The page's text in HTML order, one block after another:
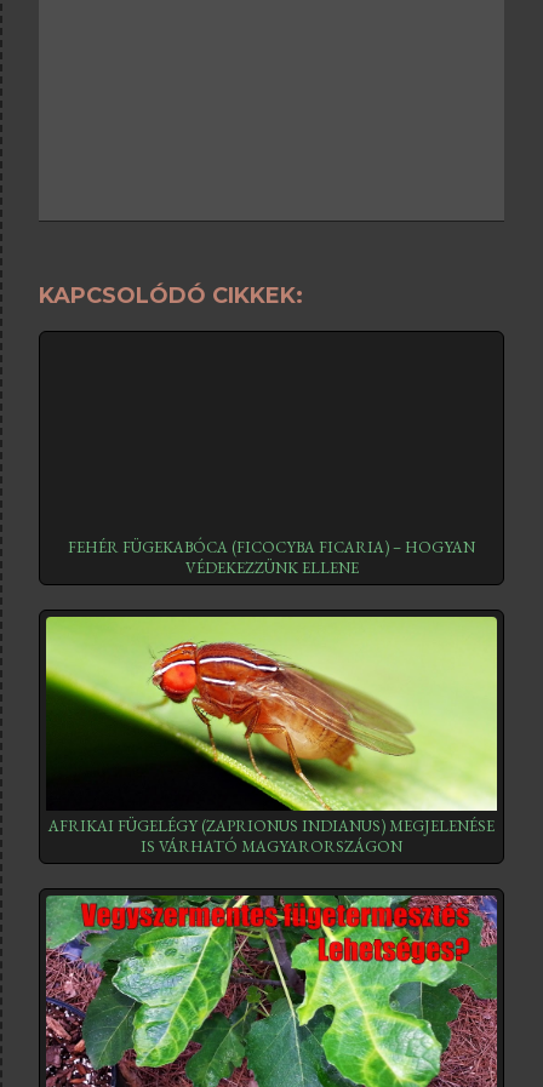
KAPCSOLÓDÓ CIKKEK:
FEHÉR FÜGEKABÓCA (FICOCYBA FICARIA) – HOGYAN
VÉDEKEZZÜNK ELLENE
AFRIKAI FÜGELÉGY (ZAPRIONUS INDIANUS) MEGJELENÉSE
IS VÁRHATÓ MAGYARORSZÁGON